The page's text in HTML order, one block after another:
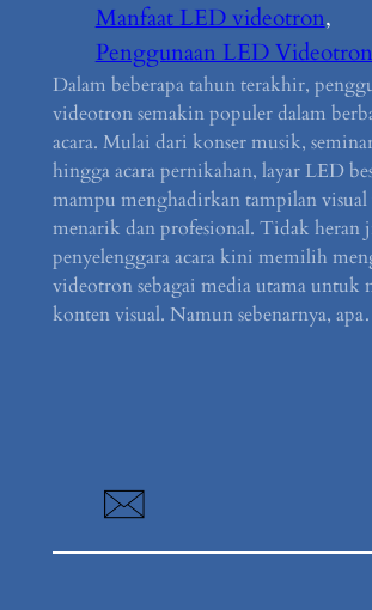
Manfaat LED videotron
Penggunaan LED Videotron
Dalam beberapa tahun terakhir,
videotron semakin populer dalam
acara. Mulai dari konser musik,
hingga acara pernikahan, layar LED
mampu menghadirkan tampilan
menarik dan profesional. Tidak heran
penyelenggara acara kini memilih
videotron sebagai media utama untuk
konten visual. Namun sebenarnya,